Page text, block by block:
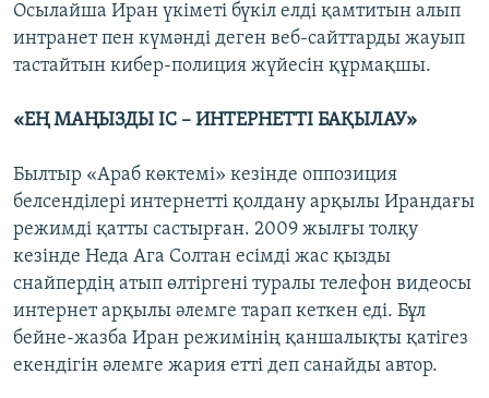
Осылайша Иран үкіметі бүкіл елді қамтитын алып
интранет пен күмәнді деген веб-сайттарды жауып
тастайтын кибер-полиция жүйесін құрмақшы.
«ЕҢ МАҢЫЗДЫ ІС – ИНТЕРНЕТТІ БАҚЫЛАУ»
Былтыр «Араб көктемі» кезінде оппозиция
белсенділері интернетті қолдану арқылы Ирандағы
режимді қатты састырған. 2009 жылғы толқу
кезінде Неда Ага Солтан есімді жас қызды
снайпердің атып өлтіргені туралы телефон видеосы
интернет арқылы әлемге тарап кеткен еді. Бұл
бейне-жазба Иран режимінің қаншалықты қатігез
екендігін әлемге жария етті деп санайды автор.